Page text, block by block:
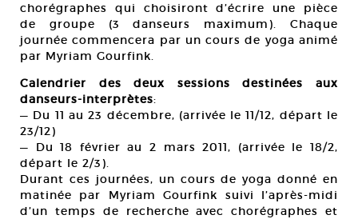
chorégraphes qui choisiront d’écrire une pièce
de groupe (3 danseurs maximum). Chaque
journée commencera par un cours de yoga animé
par Myriam Gourfink.
Calendrier des deux sessions destinées aux
danseurs-interprètes:
— Du 11 au 23 décembre, (arrivée le 11/12, départ le
23/12)
— Du 18 février au 2 mars 2011, (arrivée le 18/2,
départ le 2/3).
Durant ces journées, un cours de yoga donné en
matinée par Myriam Gourfink suivi l’après-midi
d’un temps de recherche avec chorégraphes et